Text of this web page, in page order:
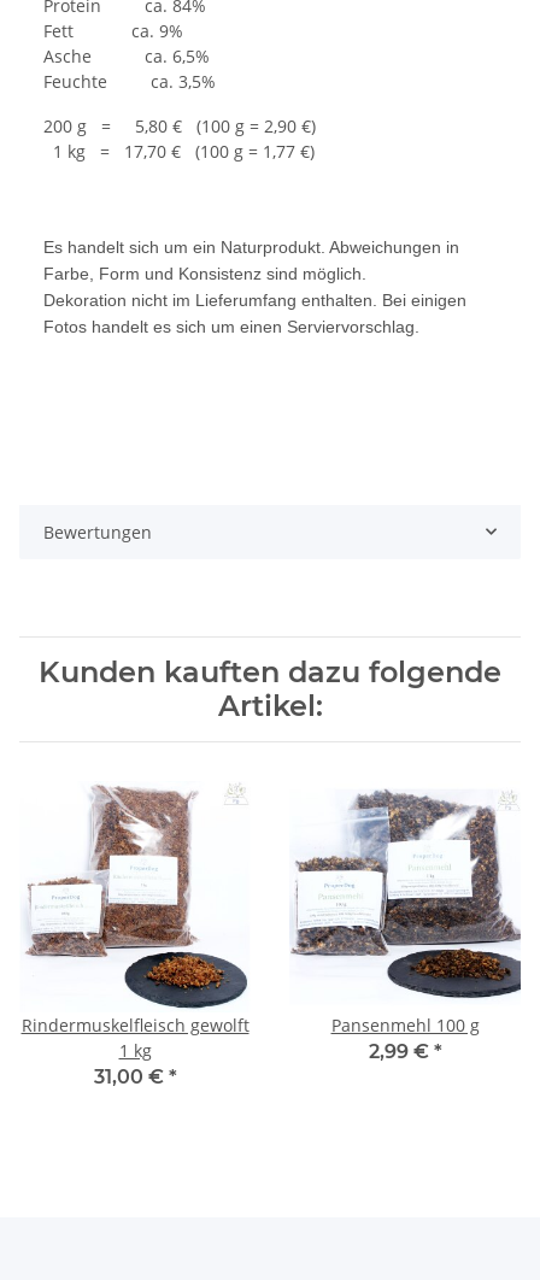
Protein ca. 84%
Fett ca. 9%
Asche ca. 6,5%
Feuchte ca. 3,5%
200 g = 5,80 € (100 g = 2,90 €)
1 kg = 17,70 € (100 g = 1,77 €)
Es handelt sich um ein Naturprodukt. Abweichungen in
Farbe, Form und Konsistenz sind möglich.
Dekoration nicht im Lieferumfang enthalten. Bei einigen
Fotos handelt es sich um einen Serviervorschlag.
Bewertungen
Kunden kauften dazu folgende
Artikel:
Rindermuskelfleisch gewolft
1 kg
31,00 € *
Pansenmehl 100 g
2,99 € *